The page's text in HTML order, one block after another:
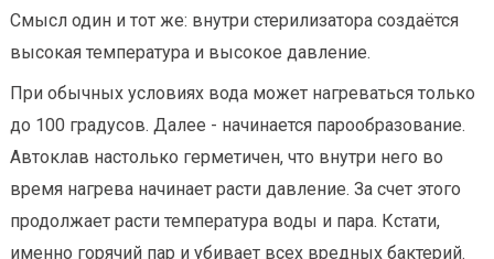
Смысл один и тот же: внутри стерилизатора создаётся
высокая температура и высокое давление.
При обычных условиях вода может нагреваться только
до 100 градусов. Далее - начинается парообразование.
Автоклав настолько герметичен, что внутри него во
время нагрева начинает расти давление. За счет этого
продолжает расти температура воды и пара. Кстати,
именно горячий пар и убивает всех вредных бактерий.